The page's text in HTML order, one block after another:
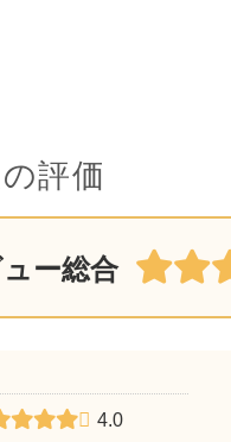
評価
ー総合
4.0